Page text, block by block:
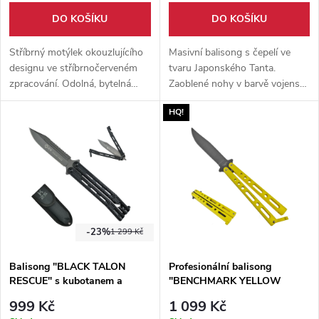
DO KOŠÍKU
Stříbrný motýlek okouzlujícího
designu ve stříbrnočerveném
zpracování. Odolná, bytelná
konstrukce, ostrá čepel.
pokročilého.
DO KOŠÍKU
Masivní balisong s čepelí ve
tvaru Japonského Tanta.
Zaoblené nohy v barvě vojenské
zeleně. Součástí balení je pevné
nylonové pouzdro.
1 299 Kč
-23%
Balisong "BLACK TALON
RESCUE" s kubotanem a
999 Kč
HQ!
Profesionální balisong
"BENCHMARK YELLOW
1 099 Kč